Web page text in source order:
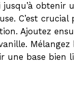
obtenir
C’est crucial
Ajoutez
Mélangez
une base bien